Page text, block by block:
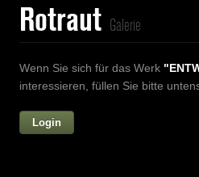
Der letzte Monat im Fokus
Alle Fokus-Werke
Fokus-Werke
Neue Werke – Auswahl
Rotraut Galerie
Wenn Sie sich für das Werk
interessieren, füllen Sie bitte
Login